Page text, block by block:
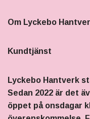
Om Lyckebo
Kundtjänst
Lyckebo Hantverk
Sedan 2022 är det
öppet på onsdagar